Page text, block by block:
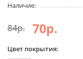
Наличие:
84р. 70р.
Цвет покрытия: